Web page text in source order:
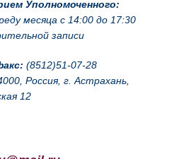
Уполномоченного:
месяца с 14:00 до 17:30
записи
(8512)51-07-28
Россия, г. Астрахань,
12